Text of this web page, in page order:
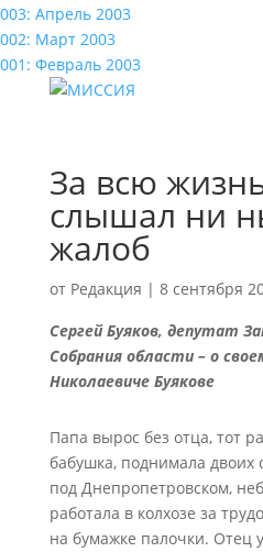
003: Апрель 2003
002: Март 2003
001: Февраль 2003
За всю
слышал ни
жалоб
от Редакция | 8 сентября
Сергей Буяков, депутат
Собрания области – о
Николаевиче Буякове
Папа вырос без отца, тот
бабушка, поднимала
под Днепропетровском,
работала в колхозе за
на бумажке палочки. Отец